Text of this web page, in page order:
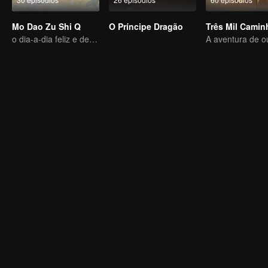
Mo Dao Zu Shi Q
o dia-a-dia feliz e descansado
O Príncipe Dragão